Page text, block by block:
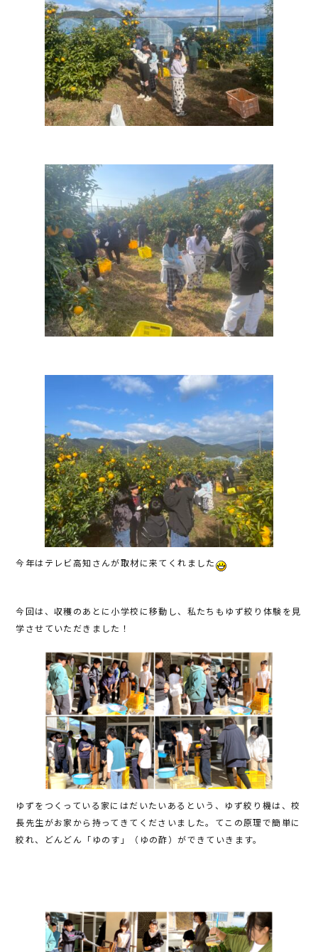
今年はテレビ高知さんが取材に来てくれました
今回は、収穫のあとに小学校に移動し、私たちもゆず絞り体験を見
学させていただきました！
ゆずをつくっている家にはだいたいあるという、ゆず絞り機は、校
長先生がお家から持ってきてくださいました。てこの原理で簡単に
絞れ、どんどん「ゆのす」（ゆの酢）ができていきます。